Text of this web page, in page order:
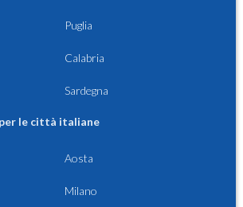
Puglia
Calabria
Sardegna
le città italiane
Aosta
Milano